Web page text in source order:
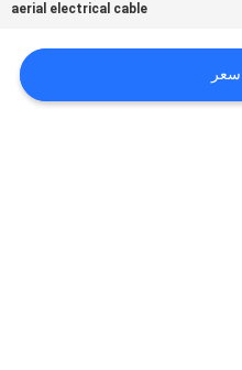
aerial electrical cable